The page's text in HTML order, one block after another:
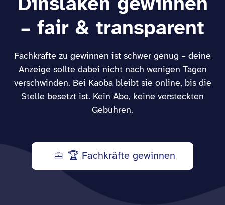
Dinslaken gewinnen
– fair & transparent
Fachkräfte zu gewinnen ist schwer genug – deine
Anzeige sollte dabei nicht nach wenigen Tagen
verschwinden. Bei Kaoba bleibt sie online, bis die
Stelle besetzt ist. Kein Abo, keine versteckten
Gebühren.
🏆 Fachkräfte gewinnen